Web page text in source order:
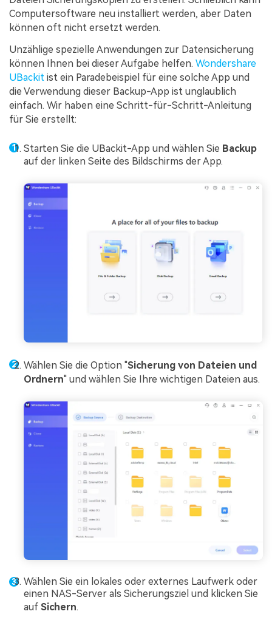
Computersoftware neu installiert werden, aber Daten
können oft nicht ersetzt werden.
Unzählige spezielle Anwendungen zur Datensicherung
können Ihnen bei dieser Aufgabe helfen. Wondershare
UBackit ist ein Paradebeispiel für eine solche App und
die Verwendung dieser Backup-App ist unglaublich
einfach. Wir haben eine Schritt-für-Schritt-Anleitung
für Sie erstellt:
Starten Sie die UBackit-App und wählen Sie Backup
auf der linken Seite des Bildschirms der App.
Wählen Sie die Option "Sicherung von Dateien und
Ordnern" und wählen Sie Ihre wichtigen Dateien aus.
Wählen Sie ein lokales oder externes Laufwerk oder
einen NAS-Server als Sicherungsziel und klicken Sie
auf Sichern.